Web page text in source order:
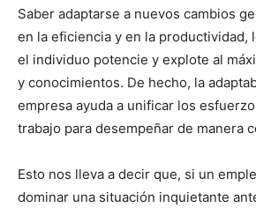
Saber adaptarse a nuevos cambios
en la eficiencia y en la productividad,
el individuo potencie y explote al
y conocimientos. De hecho, la
empresa ayuda a unificar los
trabajo para desempeñar de manera
Esto nos lleva a decir que, si un
dominar una situación inquietante